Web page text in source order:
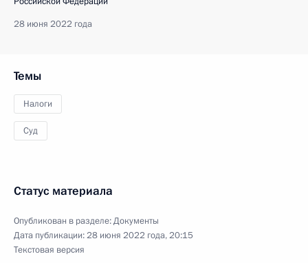
28 июня 2022 года
Темы
Налоги
Суд
Статус материала
Опубликован в разделе:Документы
Дата публикации:28 июня 2022 года, 20:15
Текстовая версия